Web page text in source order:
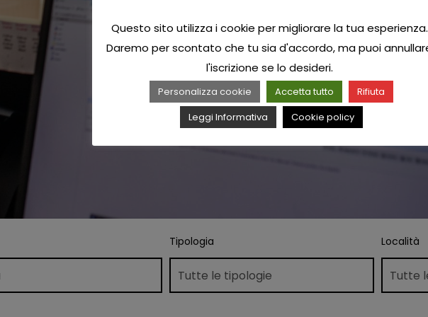
Tipologia Località
Questo sito utilizza i cookie per migliorare la tua esperienza.
Daremo per scontato che tu sia d'accordo, ma puoi
l'iscrizione se lo desideri.
Personalizza cookie Accetta tutto
Rifiuta
Leggi Informativa
Cookie policy